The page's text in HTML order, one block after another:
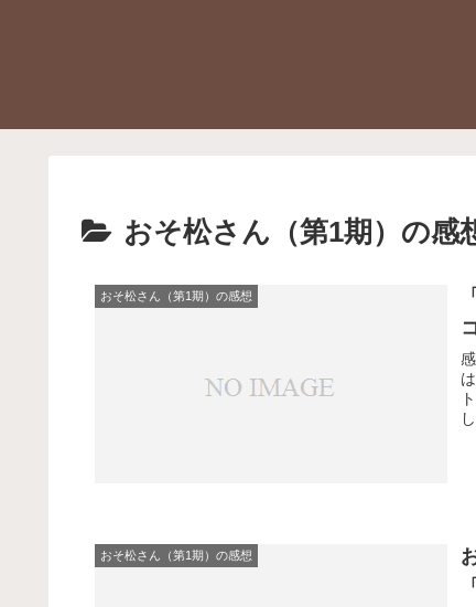
おそ松さん（第1期）の感
おそ松さん（第1期）の感想
おそ松さん（第1期）の感想